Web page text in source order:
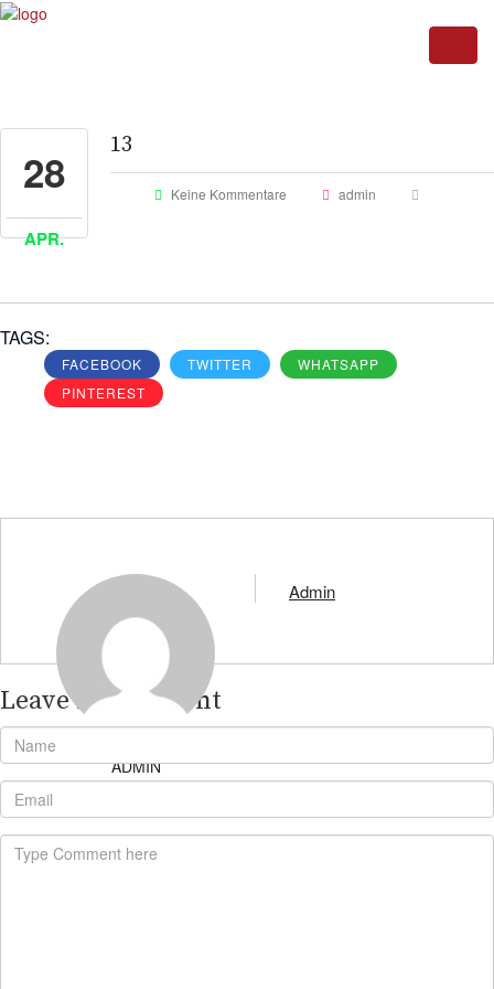
28
APR.
13
Keine Kommentare admin
TAGS:
FACEBOOK TWITTER
WHATSAPP
PINTEREST
ADMIN
Admin
Leave A Comment